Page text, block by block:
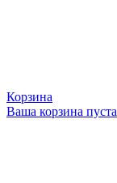
Корзина
Ваша корзина пуста